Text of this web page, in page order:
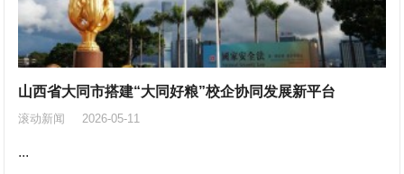
山西省大同市搭建“大同好粮”校企协同发展新平台
滚动新闻 2026-05-11
...